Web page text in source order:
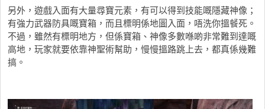
另外，遊戲入面有大量尋寶元素，有可以得到技能嘅隱藏神像；
有強力武器防具嘅寶箱，而且標明係地圖入面，唔洗你搵餐死。
不過，雖然有標明地方，但係寶箱、神像多數喺啲非常難到達嘅
高地，玩家就要依靠神聖術幫助，慢慢搵路跳上去，都真係幾難
搞。